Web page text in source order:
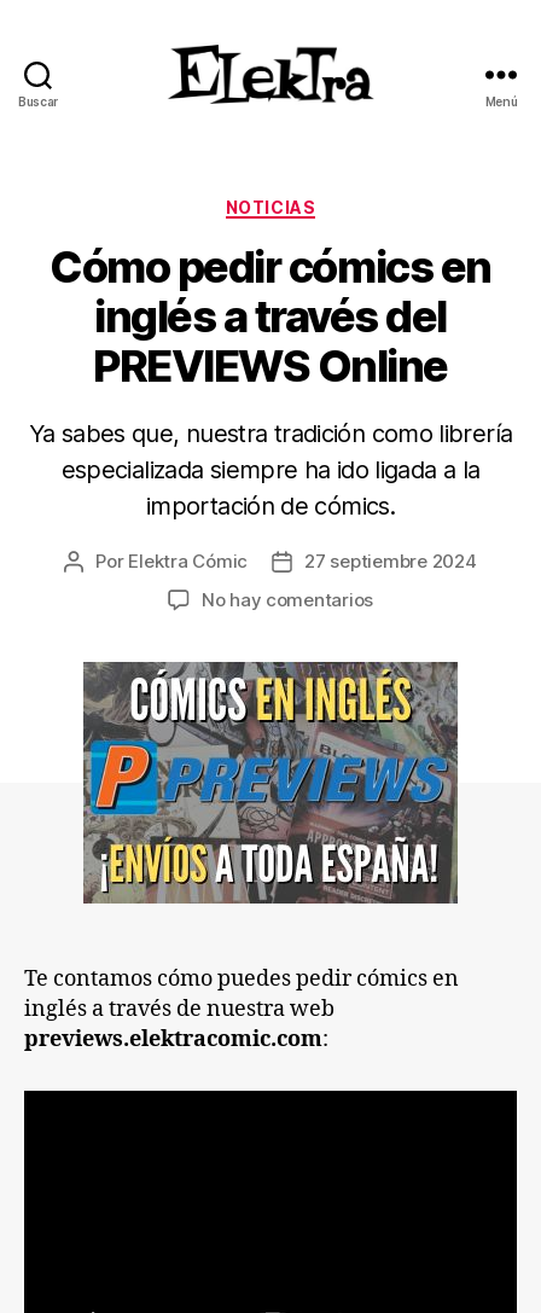
Buscar Menú
Categorías
NOTICIAS
Cómo pedir cómics en
inglés a través del
PREVIEWS Online
Ya sabes que, nuestra tradición como librería
especializada siempre ha ido ligada a la
importación de cómics.
Autor
Por Elektra Cómic
Fecha27 septiembre 2024
No hay comentariosen
cómics
en
inglés
a
través
del
PREVIEWS
Online
Te contamos cómo puedes pedir cómics en
inglés a través de nuestra web
previews.elektracomic.com: